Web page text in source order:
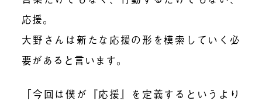
応援。
大野さんは新たな応援の形を模索していく必
要があると言います。
「今回は僕が『応援』を定義するというより